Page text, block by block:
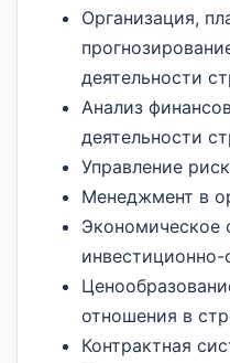
Организация,
деятельности
Анализ
деятельности
Управление
Менеджмент в
Экономическое
отношения в
Контрактная